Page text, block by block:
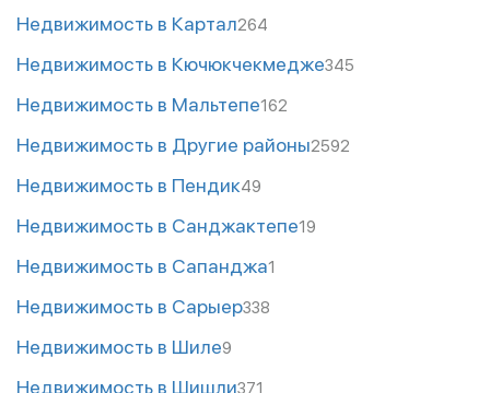
Недвижимость в Картал264
Недвижимость в Кючюкчекмедже345
Недвижимость в Мальтепе162
Недвижимость в Другие районы2592
Недвижимость в Пендик49
Недвижимость в Санджактепе19
Недвижимость в Сапанджа1
Недвижимость в Сарыер338
Недвижимость в Шиле9
Недвижимость в Шишли371